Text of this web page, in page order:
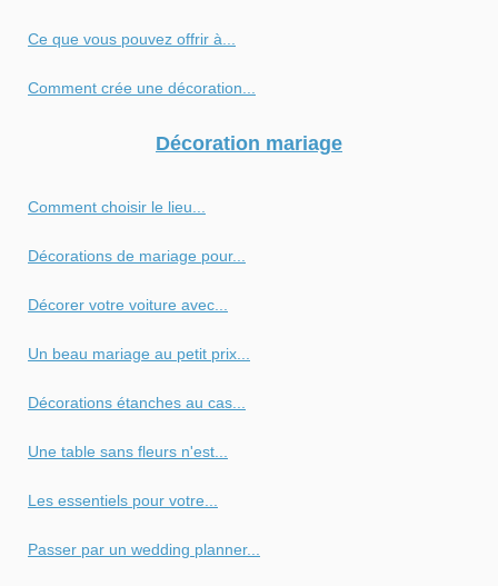
Ce que vous pouvez offrir à...
Comment crée une décoration...
Décoration mariage
Comment choisir le lieu...
Décorations de mariage pour...
Décorer votre voiture avec...
Un beau mariage au petit prix...
Décorations étanches au cas...
Une table sans fleurs n'est...
Les essentiels pour votre...
Passer par un wedding planner...